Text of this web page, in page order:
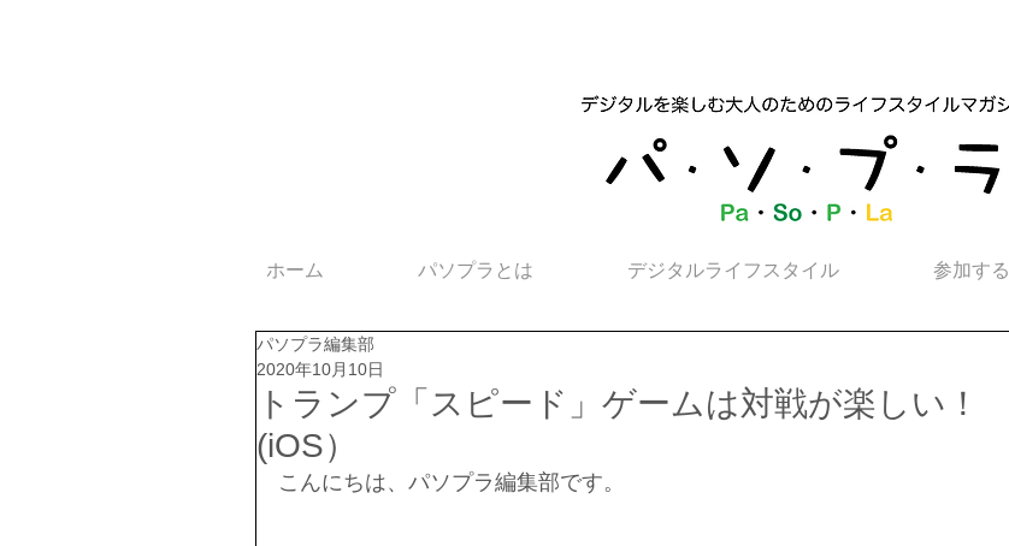
ホーム パソプラとは デジタルライフスタイル 参加する
トランプ「スピード」ゲームは対戦が楽しい！
(iOS）
パソプラ編集部
2020年10月10日
こんにちは、パソプラ編集部です。